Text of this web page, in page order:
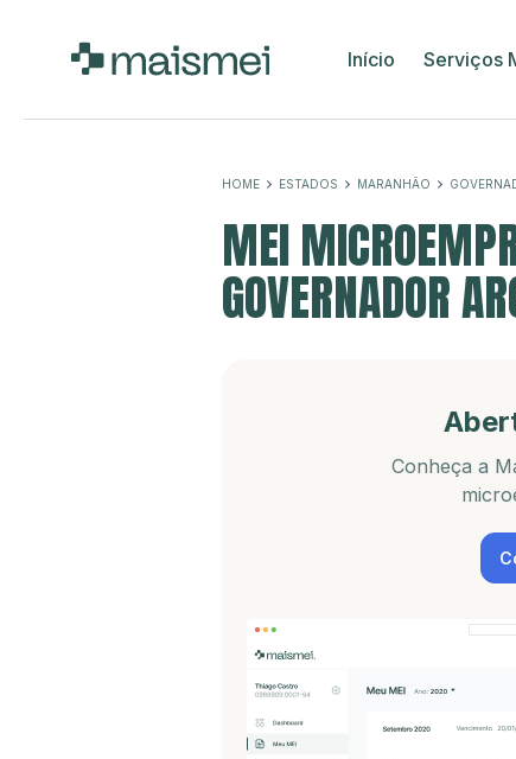
Início Serviços
HOME ESTADOS MARANHÃO
MEI
GOVERNADOR
Conheça a